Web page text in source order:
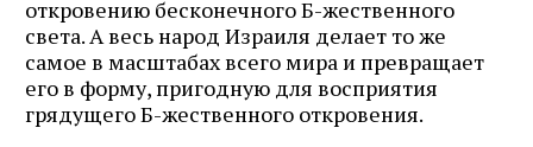
откровению бесконечного Б-жественного
света. А весь народ Израиля делает то же
самое в масштабах всего мира и превращает
его в форму, пригодную для восприятия
грядущего Б-жественного откровения.